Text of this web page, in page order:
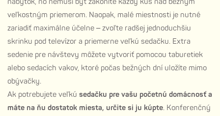
nábytok, no nemusí byť zákonite každý kus nad bežným
veľkostným priemerom. Naopak, malé miestnosti je nutné
zariadiť maximálne účelne – zvoľte radšej jednoduchšiu
skrinku pod televízor a priemerne veľkú sedačku. Extra
sedenie pre návštevy môžete vytvoriť pomocou taburetiek
alebo sedacích vakov, ktoré počas bežných dní uložíte mimo
obývačky.
Ak potrebujete veľkú sedačku pre vašu početnú domácnosť a
máte na ňu dostatok miesta, určite si ju kúpte. Konferenčný